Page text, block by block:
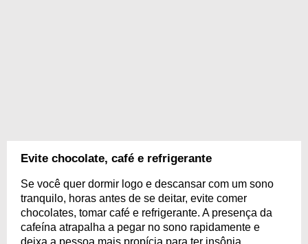
Evite chocolate, café e refrigerante
Se você quer dormir logo e descansar com um sono
tranquilo, horas antes de se deitar, evite comer
chocolates, tomar café e refrigerante. A presença da
cafeína atrapalha a pegar no sono rapidamente e
deixa a pessoa mais propícia para ter insônia.